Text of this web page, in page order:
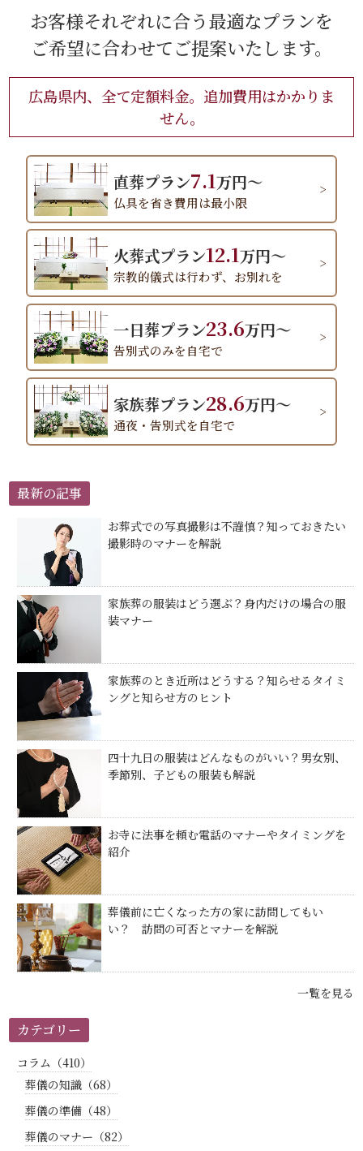
お客様それぞれに合う最適なプランを
ご希望に合わせてご提案いたします。
広島県内、全て定額料金。追加費用はかかりま
せん。
直葬プラン7.1万円～
仏具を省き費用は最小限
火葬式プラン12.1万円～
宗教的儀式は行わず、お別れを
一日葬プラン23.6万円～
告別式のみを自宅で
家族葬プラン28.6万円～
通夜・告別式を自宅で
最新の記事
お葬式での写真撮影は不謹慎？知っておきたい
撮影時のマナーを解説
家族葬の服装はどう選ぶ？身内だけの場合の服
装マナー
家族葬のとき近所はどうする？知らせるタイミ
ングと知らせ方のヒント
四十九日の服装はどんなものがいい？男女別、
季節別、子どもの服装も解説
お寺に法事を頼む電話のマナーやタイミングを
紹介
葬儀前に亡くなった方の家に訪問してもい
い？ 訪問の可否とマナーを解説
一覧を見る
カテゴリー
コラム（410）
葬儀の知識（68）
葬儀の準備（48）
葬儀のマナー（82）